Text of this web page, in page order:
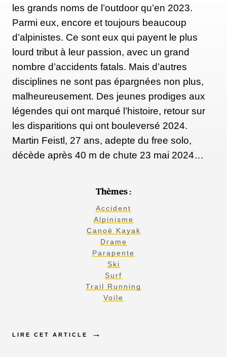
les grands noms de l’outdoor qu’en 2023.
Parmi eux, encore et toujours beaucoup
d’alpinistes. Ce sont eux qui payent le plus
lourd tribut à leur passion, avec un grand
nombre d’accidents fatals. Mais d’autres
disciplines ne sont pas épargnées non plus,
malheureusement. Des jeunes prodiges aux
légendes qui ont marqué l’histoire, retour sur
les disparitions qui ont bouleversé 2024.
Martin Feistl, 27 ans, adepte du free solo,
décède après 40 m de chute 23 mai 2024…
Thèmes :
Accident
Alpinisme
Canoë Kayak
Drame
Parapente
Ski
Surf
Trail Running
Voile
LIRE CET ARTICLE